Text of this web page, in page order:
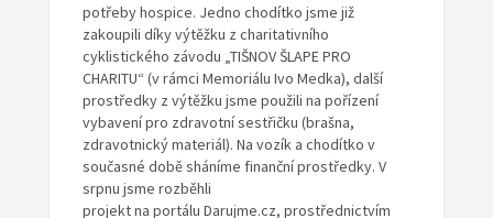
potřeby hospice. Jedno chodítko jsme již
zakoupili díky výtěžku z charitativního
cyklistického závodu „TIŠNOV ŠLAPE PRO
CHARITU“ (v rámci Memoriálu Ivo Medka), další
prostředky z výtěžku jsme použili na pořízení
vybavení pro zdravotní sestřičku (brašna,
zdravotnický materiál). Na vozík a chodítko v
současné době sháníme finanční prostředky. V
srpnu jsme rozběhli
projekt na portálu Darujme.cz, prostřednictvím